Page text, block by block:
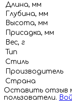
Длина, мм
Глубина, мм
Высота, мм
Присадка, мм
Вес, г
Тип
Стиль
Страна
Оставить отзыв
пользователи.